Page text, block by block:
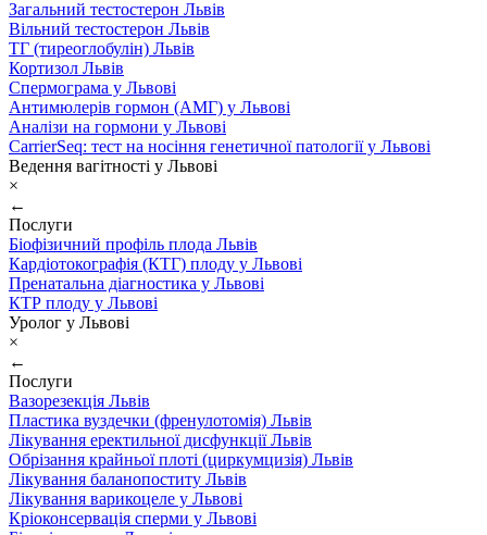
Загальний тестостерон Львів
Вільний тестостерон Львів
ТГ (тиреоглобулін) Львів
Кортизол Львів
Спермограма у Львові
Антимюлерів гормон (АМГ) у Львові
Аналізи на гормони у Львові
CarrierSeq: тест на носіння генетичної патології у Львові
Ведення вагітності у Львові
×
←
Послуги
Біофізичний профіль плода Львів
Кардіотокографія (КТГ) плоду у Львові
Пренатальна діагностика у Львові
КТР плоду у Львові
Уролог у Львові
×
←
Послуги
Вазорезекція Львів
Пластика вуздечки (френулотомія) Львів
Лікування еректильної дисфункції Львів
Обрізання крайньої плоті (циркумцизія) Львів
Лікування баланопоститу Львів
Лікування варикоцеле у Львові
Кріоконсервація сперми у Львові